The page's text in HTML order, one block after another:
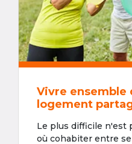
Vivre ensemble
logement
Le plus difficile n'est
où cohabiter entre